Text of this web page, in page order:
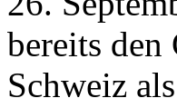
bereits
Schweiz